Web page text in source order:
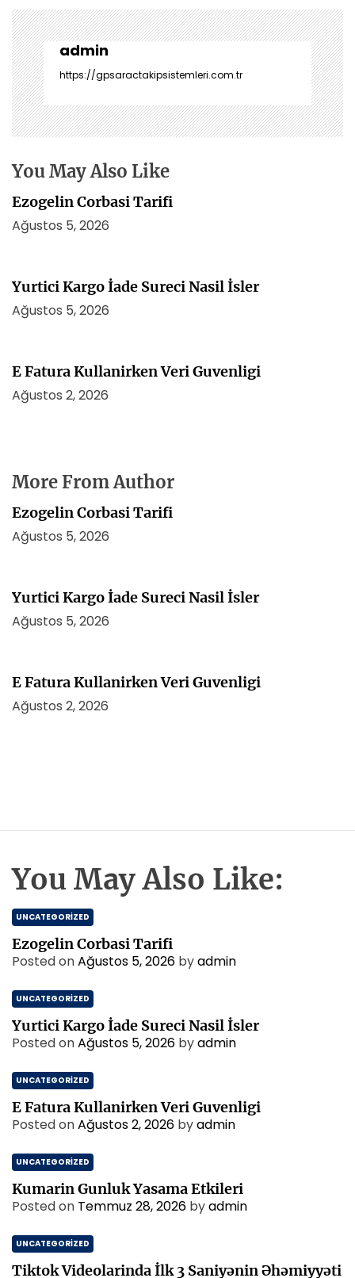
g
e
z
i
n
m
e
i
admin
https://gpsaractakipsistemleri.com.tr
You May Also Like
Ezogelin Corbasi Tarifi
Ağustos 5, 2026
Yurtici Kargo İade Sureci Nasil İsler
Ağustos 5, 2026
E Fatura Kullanirken Veri Guvenligi
Ağustos 2, 2026
More From Author
Ezogelin Corbasi Tarifi
Ağustos 5, 2026
Yurtici Kargo İade Sureci Nasil İsler
Ağustos 5, 2026
E Fatura Kullanirken Veri Guvenligi
Ağustos 2, 2026
You May Also Like:
UNCATEGORIZED
Ezogelin Corbasi Tarifi
Posted onAğustos 5, 2026 byadmin
UNCATEGORIZED
Yurtici Kargo İade Sureci Nasil İsler
Posted onAğustos 5, 2026 byadmin
UNCATEGORIZED
E Fatura Kullanirken Veri Guvenligi
Posted onAğustos 2, 2026 byadmin
UNCATEGORIZED
Kumarin Gunluk Yasama Etkileri
Posted on Temmuz 28, 2026 byadmin
UNCATEGORIZED
Tiktok Videolarinda İlk 3 Saniyənin Əhəmiyyəti